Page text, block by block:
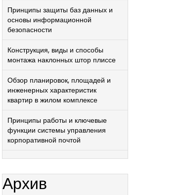
Принципы защиты баз данных и
основы информационной
безопасности
Конструкция, виды и способы
монтажа наклонных штор плиссе
Обзор планировок, площадей и
инженерных характеристик
квартир в жилом комплексе
Принципы работы и ключевые
функции системы управления
корпоративной почтой
Архив